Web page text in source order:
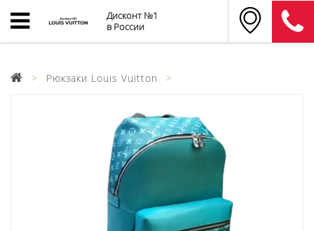
Дисконт №1
в России
Рюкзаки Louis Vuitton